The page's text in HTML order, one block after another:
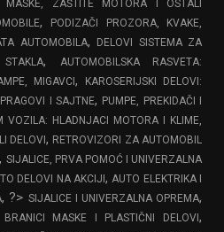
MASKE, ZAŠTITE MOTORA I OSTALI
,
PODIZAČI PROZORA, KVAKE,
AUTOMOBILA,
DELOVI SISTEMA ZA
,
AUTOMOBILSKA RASVETA:
MIGAVCI ,
KAROSERIJSKI DELOVI:
I SAJTNE, PUMPE, PREKIDAČI I
VOZILA: HLADNJACI MOTORA I KLIME,
DELOVI, RETROVIZORI ZA AUTOMOBIL
, SIJALICE, PRVA POMOĆ I UNIVERZALNA
DELOVI NA AKCIJI,AUTO ELEKTRIKA I
, ?> SIJALICE I UNIVERZALNA OPREMA,
BRANICI MASKE I PLASTIČNI DELOVI,